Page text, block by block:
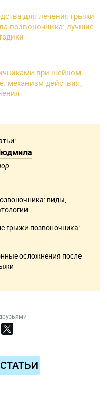
для лечения грыжи
позвоночника: лучшие
при шейном
механизм действия,
виды,
грыжи позвоночника:
осложнения после